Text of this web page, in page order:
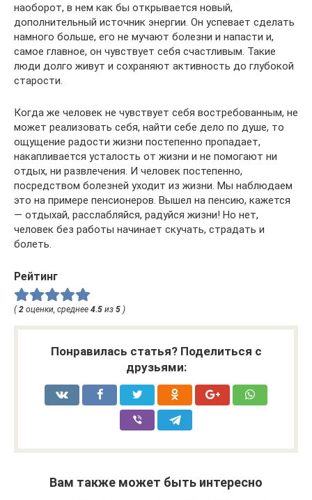
наоборот, в нем как бы открывается новый,
дополнительный источник энергии. Он успевает сделать
намного больше, его не мучают болезни и напасти и,
самое главное, он чувствует себя счастливым. Такие
люди долго живут и сохраняют активность до глубокой
старости.
Когда же человек не чувствует себя востребованным, не
может реализовать себя, найти себе дело по душе, то
ощущение радости жизни постепенно пропадает,
накапливается усталость от жизни и не помогают ни
отдых, ни развлечения. И человек постепенно,
посредством болезней уходит из жизни. Мы наблюдаем
это на примере пенсионеров. Вышел на пенсию, кажется
— отдыхай, расслабляйся, радуйся жизни! Но нет,
человек без работы начинает скучать, страдать и
болеть.
Рейтинг
(2 оценки, среднее 4.5 из 5 )
Понравилась статья? Поделиться с
друзьями:
Вам также может быть интересно